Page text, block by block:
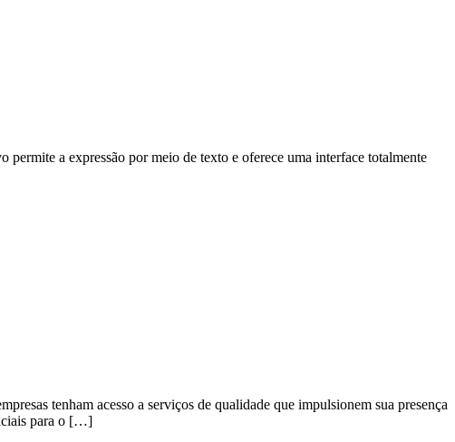
a expressão por meio de texto e oferece uma interface totalmente
tenham acesso a serviços de qualidade que impulsionem sua presença
para o […]